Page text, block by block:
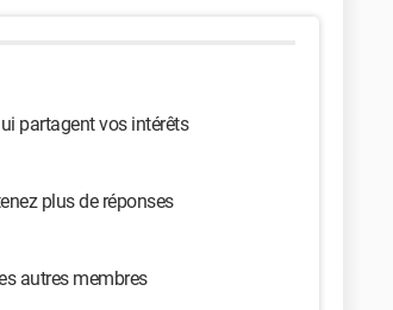
partagent vos intérêts
plus de réponses
autres membres